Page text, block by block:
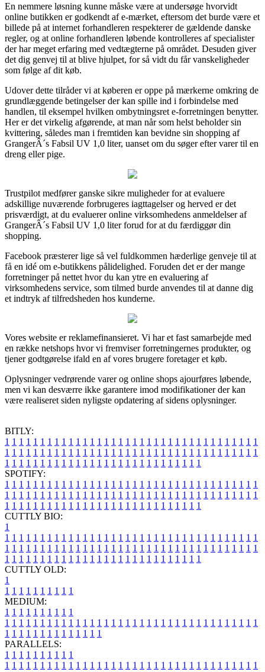
En nemmere løsning kunne måske være at undersøge hvorvidt
online butikken er godkendt af e-mærket, eftersom det burde være et
billede på at internet forhandleren respekterer de gældende danske
regler, og at online forhandleren løbende kontrolleres af specialister
der har meget erfaring med vedtægterne på området. Desuden giver
det dig genvej til at blive hjulpet, for så vidt du får vanskeligheder
som følge af dit køb.
Udover dette tilråder vi at køberen er oppe på mærkerne omkring de
grundlæggende betingelser der kan spille ind i forbindelse med
handlen, til eksempel hvilken ombytningsret e-forretningen benytter.
Her er det virkelig afgørende, at man når som helst beholder sin
kvittering, således man i fremtiden kan bevidne sin shopping af
GrangerÂ´s Fabsil UV 1,0 liter, uanset om du søger efter varer til en
dreng eller pige.
Trustpilot medfører ganske sikre muligheder for at evaluere
adskillige nuværende forbrugeres iagttagelser og herved er det
prisværdigt, at du evaluerer online virksomhedens anmeldelser af
GrangerÂ´s Fabsil UV 1,0 liter forud for at du færdiggør din
shopping.
Facebook præsterer lige så vel fuldkommen hæderlige genveje til at
få en idé om e-butikkens pålidelighed. Foruden det er der mange
forretninger på nettet hvor du kan ytre en evaluering af
virksomhedens service, som tilmed burde anvendes til at danne dig
et indtryk af tilfredsheden hos kunderne.
Vores website er reklamefinansieret. Vi har et fast samarbejde med
en række netshops hvor vi fremviser forretningernes produkter, og
tjener godtgørelse ifald en af vores brugere foretager et køb.
Oplysninger vedrørende varer og online shops ajourføres løbende,
men vi kan desværre ikke garantere imod modifikationer der kan
være realiseret siden nyligste opdatering af sidens oplysninger.
BITLY:
1 1 1 1 1 1 1 1 1 1 1 1 1 1 1 1 1 1 1 1 1 1 1 1 1 1 1 1 1 1 1 1 1 1 1 1
1 1 1 1 1 1 1 1 1 1 1 1 1 1 1 1 1 1 1 1 1 1 1 1 1 1 1 1 1 1 1 1 1 1 1 1
1 1 1 1 1 1 1 1 1 1 1 1 1 1 1 1 1 1 1 1 1 1 1 1 1 1 1 1
SPOTIFY:
1 1 1 1 1 1 1 1 1 1 1 1 1 1 1 1 1 1 1 1 1 1 1 1 1 1 1 1 1 1 1 1 1 1 1 1
1 1 1 1 1 1 1 1 1 1 1 1 1 1 1 1 1 1 1 1 1 1 1 1 1 1 1 1 1 1 1 1 1 1 1 1
1 1 1 1 1 1 1 1 1 1 1 1 1 1 1 1 1 1 1 1 1 1 1 1 1 1 1 1
CUTTLY BIO:
1
1 1 1 1 1 1 1 1 1 1 1 1 1 1 1 1 1 1 1 1 1 1 1 1 1 1 1 1 1 1 1 1 1 1 1 1
1 1 1 1 1 1 1 1 1 1 1 1 1 1 1 1 1 1 1 1 1 1 1 1 1 1 1 1 1 1 1 1 1 1 1 1
1 1 1 1 1 1 1 1 1 1 1 1 1 1 1 1 1 1 1 1 1 1 1 1 1 1 1 1
CUTTLY OLD:
1
1 1 1 1 1 1 1 1 1 1
MEDIUM:
1 1 1 1 1 1 1 1 1 1
1 1 1 1 1 1 1 1 1 1 1 1 1 1 1 1 1 1 1 1 1 1 1 1 1 1 1 1 1 1 1 1 1 1 1 1
1 1 1 1 1 1 1 1 1 1 1 1 1 1
PARALLELS:
1 1 1 1 1 1 1 1 1 1
1 1 1 1 1 1 1 1 1 1 1 1 1 1 1 1 1 1 1 1 1 1 1 1 1 1 1 1 1 1 1 1 1 1 1 1